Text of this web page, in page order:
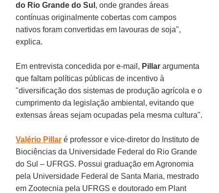
do Rio Grande do Sul , onde grandes áreas
contínuas originalmente cobertas com campos
nativos foram convertidas em lavouras de soja",
explica.
Em entrevista concedida por e-mail, Pillar argumenta
que faltam políticas públicas de incentivo à
"diversificação dos sistemas de produção agrícola e o
cumprimento da legislação ambiental, evitando que
extensas áreas sejam ocupadas pela mesma cultura".
Valério Pillar é professor e vice-diretor do Instituto de
Biociências da Universidade Federal do Rio Grande
do Sul – UFRGS. Possui graduação em Agronomia
pela Universidade Federal de Santa Maria, mestrado
em Zootecnia pela UFRGS e doutorado em Plant